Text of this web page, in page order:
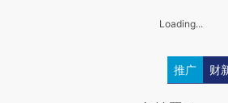
Loading...
推广 财